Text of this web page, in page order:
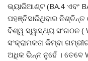
ଭ୍ୟାରିଆଣ୍ଟ (BA.4 ଏବଂ
ପହଞ୍ଚିସାରିଥିବାର
ବିଶ୍ୱ ସ୍ୱାସ୍ଥ୍ୟ ସଂଗଠନ
ସଂକ୍ରାମକତା କିମ୍ବା
ଅଧିକ ଭିନ୍ନ ନୁହେଁ । ତେବେ